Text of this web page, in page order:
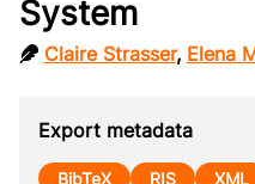
System
Claire Strasser, Elena
Export metadata
BibTeX RIS XML